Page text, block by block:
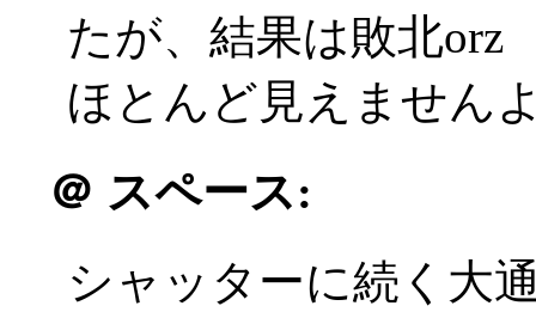
たが、結果は敗北orz
ほとんど見えません
＠ スペース:
シャッターに続く大